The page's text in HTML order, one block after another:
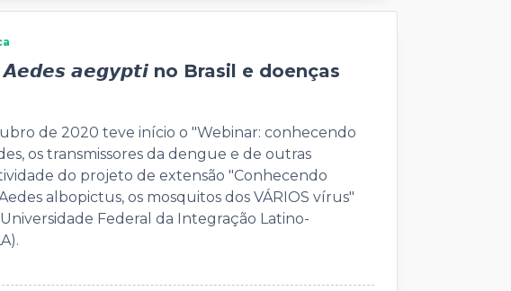
𝙖𝙚𝙜𝙮𝙥𝙩𝙞 no Brasil e doenças
de 2020 teve início o "Webinar: conhecendo
os transmissores da dengue e de outras
do projeto de extensão "Conhecendo
albopictus, os mosquitos dos VÁRIOS vírus"
Federal da Integração Latino-